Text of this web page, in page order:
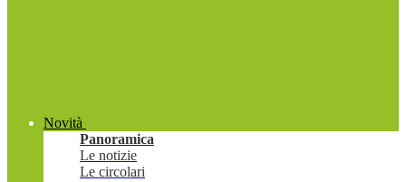
Novità
Panoramica
Le notizie
Le circolari